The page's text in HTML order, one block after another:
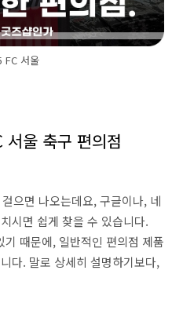
FC 서울
울 축구 편의점
으면 나오는데요, 구글이나, 네
시면 쉽게 찾을 수 있습니다.
때문에, 일반적인 편의점 제품
다. 말로 상세히 설명하기보다,